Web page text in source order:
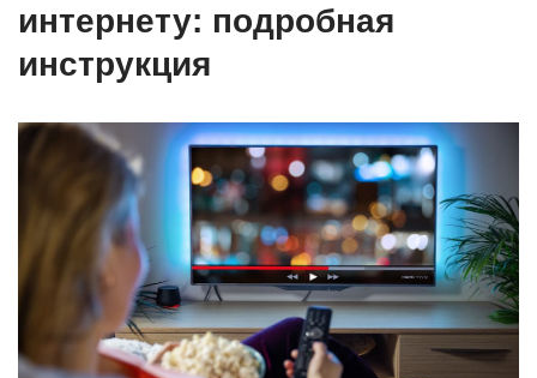
интернету: подробная
инструкция